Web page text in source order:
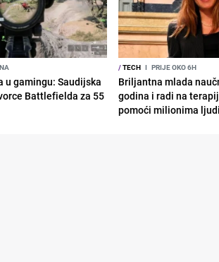
u gamingu: Saudijska
Battlefielda za 55
/TECH I PRIJE OKO 6H
Briljantna mlada
godina i radi na
pomoći milionima ljudi